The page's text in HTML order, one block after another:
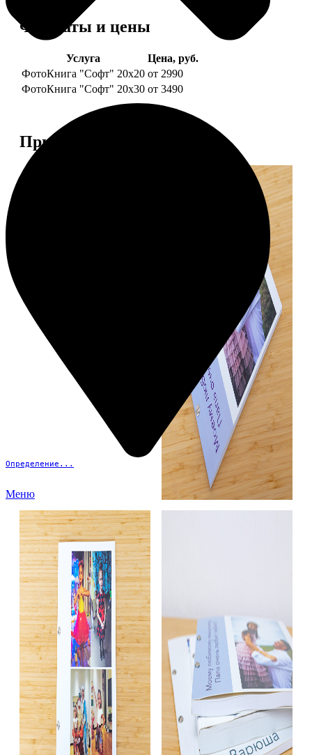
Определение...
Меню
Форматы и цены
Услуга
Цена, руб.
ФотоКнига "Софт" 20х20 от 2990
ФотоКнига "Софт" 20х30 от 3490
Примеры работ